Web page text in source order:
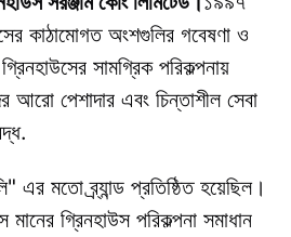
কাঠামোগত অংশগুলির গবেষণা ও
সামগ্রিক পরিকল্পনায়
আরো পেশাদার এবং চিন্তাশীল সেবা
মতো ব্র্যান্ড প্রতিষ্ঠিত হয়েছিল।
গ্রিনহাউস পরিকল্পনা সমাধান